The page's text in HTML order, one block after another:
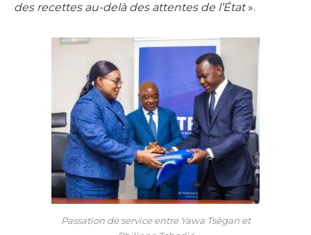
des recettes au-delà des attentes de l’État».
Passation de service entre Yawa Tsègan et